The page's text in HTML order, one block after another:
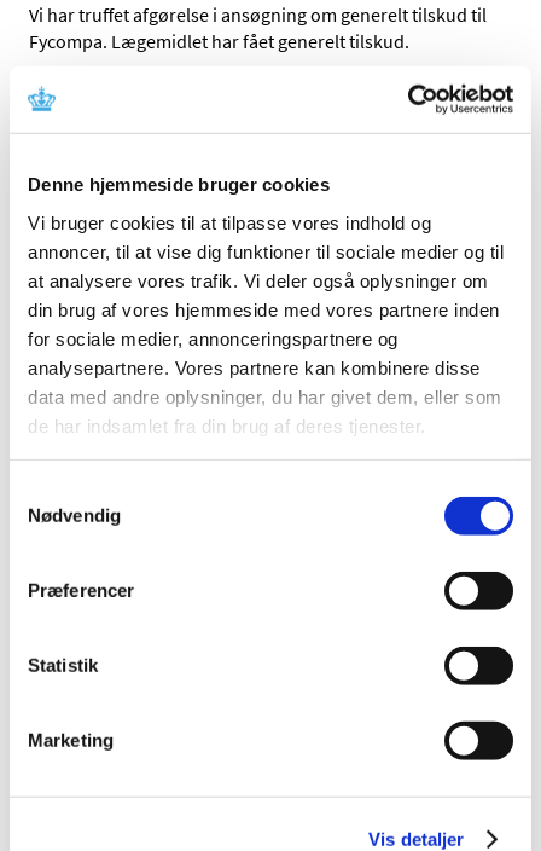
Denne hjemmeside bruger cookies
Vi bruger cookies til at tilpasse vores indhold og
annoncer, til at vise dig funktioner til sociale medier og til
at analysere vores trafik. Vi deler også oplysninger om
din brug af vores hjemmeside med vores partnere inden
for sociale medier, annonceringspartnere og
analysepartnere. Vores partnere kan kombinere disse
data med andre oplysninger, du har givet dem, eller som
de har indsamlet fra din brug af deres tjenester.
Nødvendig
Præferencer
Statistik
Marketing
Vis detaljer
Vi har truffet afgørelse i ansøgning om generelt tilskud til
Fycompa. Lægemidlet har fået generelt tilskud.
Afgørelse om generelt tilskud til Hydromed
|6. september 2012|
til Hydromed. Lægemidlet har fået generelt tilskud fra
Alle (2506)
TID
2026 (84)
2025 (158)
2024 (224)
2023 (195)
2021 (516)
2019 (159)
2017 (167)
2015 (33)
2013 (49)